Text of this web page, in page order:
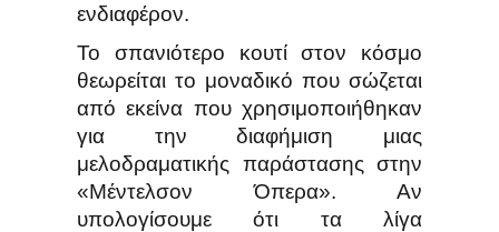
ενδιαφέρον.
Το σπανιότερο κουτί στον κόσμο
θεωρείται το μοναδικό που σώζεται
από εκείνα που χρησιμοποιήθηκαν
για την διαφήμιση μιας
μελοδραματικής παράστασης στην
«Μέντελσον Όπερα». Αν
υπολογίσουμε ότι τα λίγα